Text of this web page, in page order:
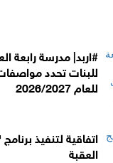
#اربد| مدرسة رابعة
للبنات تحدد
للعام 2026/2027
اتفاقية لتنفيذ
العقبة